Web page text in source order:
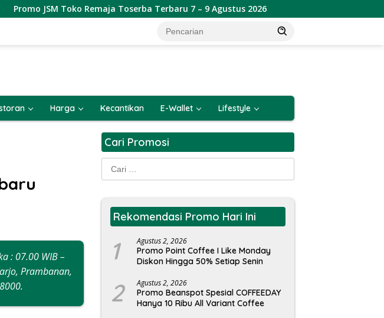
Toko Remaja Toserba Terbaru 7 – 9 Agustus 2026 Promo Lotte Grosir Weekend
Harga Kecantikan E-Wallet Lifestyle
: 07.00 WIB –
Prambanan,
Cari Promosi
Cari
untuk:
Rekomendasi Promo Hari Ini
1 Agustus 2, 2026
Promo Point Coffee I Like Monday
Diskon Hingga 50% Setiap Senin
2 Agustus 2, 2026
Promo Beanspot Spesial COFFEEDAY
Hanya 10 Ribu All Variant Coffee